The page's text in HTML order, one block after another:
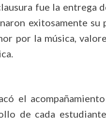
fue la entrega
exitosamente
por la música,
el
de cada